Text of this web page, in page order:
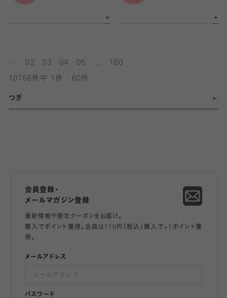
02 03 04 05 180
10756件中 1件 - 60件
つぎ
会員登録・
メールマガジン登録
最新情報や限定クーポンをお届け。
購入でポイント獲得。会員は110円（税込）購入で+1ポイント獲
得。
メールアドレス
パスワード